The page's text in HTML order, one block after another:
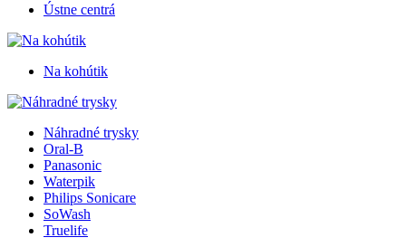
Ústne centrá
Na kohútik
Náhradné trysky
Oral-B
Panasonic
Waterpik
Philips Sonicare
SoWash
Truelife